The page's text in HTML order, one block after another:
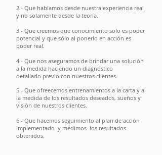
2.- Que hablamos desde nuestra experiencia real
y no solamente desde la teoría.
3.- Que creemos que conocimiento solo es poder
potencial y que sólo al ponerlo en acción es
poder real.
4.- Que nos aseguramos de brindar una solución
a la medida haciendo un diagnóstico
detallado previo con nuestros clientes.
5.- Que ofreecemos entrenamientos a la carta y a
la medida de los resultados deseados, sueños y
visión de nuestros clientes.
6.- Que hacemos seguimiento al plan de acción
implementado y medimos los resultados
obtenidos.